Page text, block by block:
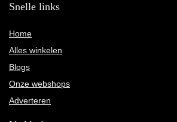
Snelle links
Home
Alles winkelen
Blogs
Onze webshops
Adverteren